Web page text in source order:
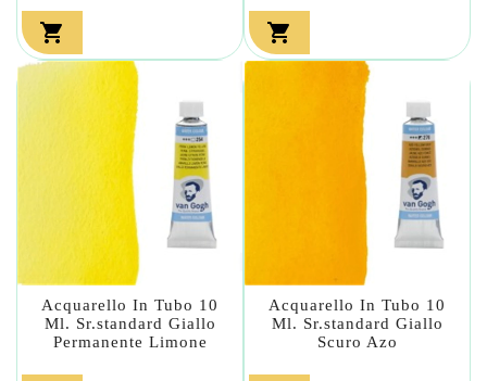
 
Acquarello In Tubo 10
Ml. Sr.standard Giallo
Permanente Limone
Acquarello In Tubo 10
Ml. Sr.standard Giallo
Scuro Azo